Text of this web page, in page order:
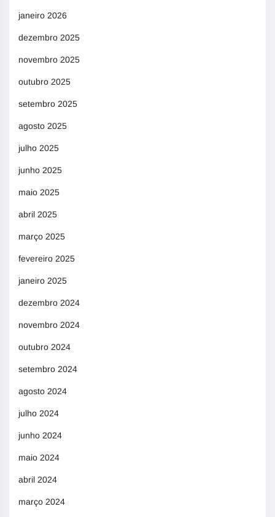
janeiro 2026
dezembro 2025
novembro 2025
outubro 2025
setembro 2025
agosto 2025
julho 2025
junho 2025
maio 2025
abril 2025
março 2025
fevereiro 2025
janeiro 2025
dezembro 2024
novembro 2024
outubro 2024
setembro 2024
agosto 2024
julho 2024
junho 2024
maio 2024
abril 2024
março 2024